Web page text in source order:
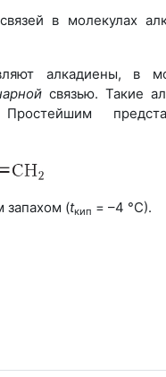
в молекулах
алкадиены, в
связью. Такие
запахом (tкип = –4 °С).